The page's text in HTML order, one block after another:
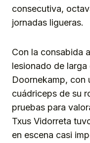
consecutiva,
jornadas ligueras.
Con la consabida
lesionado de
Doornekamp, con
cuádriceps de su
pruebas para
Txus Vidorreta
en escena casi